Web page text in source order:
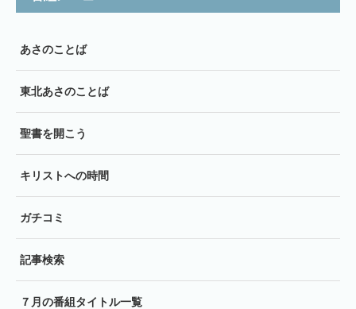
あさのことば
東北あさのことば
聖書を開こう
キリストへの時間
ガチコミ
記事検索
７月の番組タイトル一覧